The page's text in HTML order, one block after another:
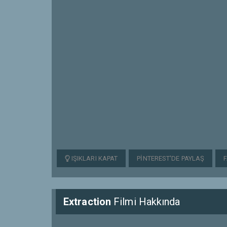
IŞIKLARI KAPAT PINTEREST'DE PAYLAŞ
Extraction Filmi Hakkında